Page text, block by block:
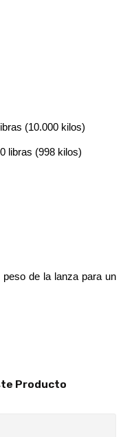
(10.000 kilos)
libras (998 kilos)
peso de la lanza para un
Producto